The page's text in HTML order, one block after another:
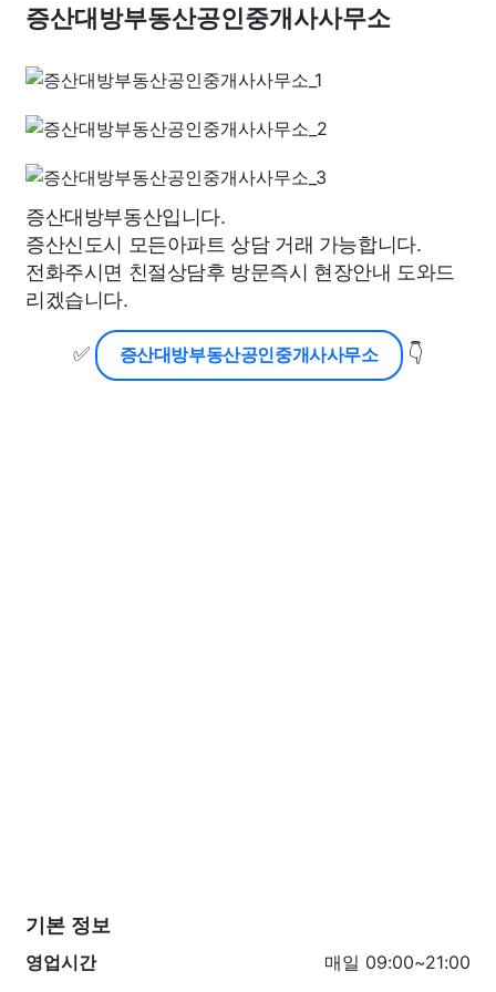
증산대방부동산공인중개사사무소
증산대방부동산입니다.
증산신도시 모든아파트 상담 거래 가능합니다.
전화주시면 친절상담후 방문즉시 현장안내 도와드
리겠습니다.
✅
증산대방부동산공인중개사사무소 👇
기본 정보
영업시간
매일 09:00~21:00